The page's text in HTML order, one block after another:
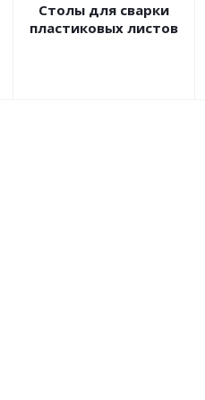
Столы для сварки
пластиковых листов